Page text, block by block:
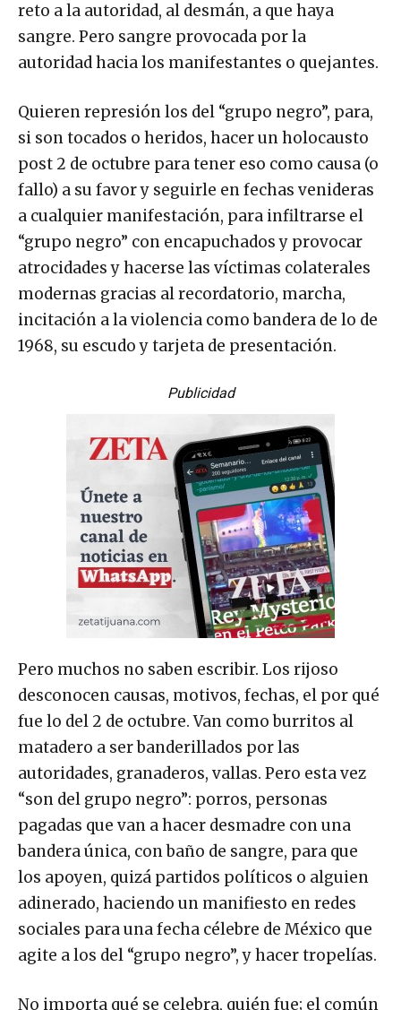
reto a la autoridad, al desmán, a que haya
sangre. Pero sangre provocada por la
autoridad hacia los manifestantes o quejantes.
Quieren represión los del “grupo negro”, para,
si son tocados o heridos, hacer un holocausto
post 2 de octubre para tener eso como causa (o
fallo) a su favor y seguirle en fechas venideras
a cualquier manifestación, para infiltrarse el
“grupo negro” con encapuchados y provocar
atrocidades y hacerse las víctimas colaterales
modernas gracias al recordatorio, marcha,
incitación a la violencia como bandera de lo de
1968, su escudo y tarjeta de presentación.
Publicidad
Pero muchos no saben escribir. Los rijoso
desconocen causas, motivos, fechas, el por qué
fue lo del 2 de octubre. Van como burritos al
matadero a ser banderillados por las
autoridades, granaderos, vallas. Pero esta vez
“son del grupo negro”: porros, personas
pagadas que van a hacer desmadre con una
bandera única, con baño de sangre, para que
los apoyen, quizá partidos políticos o alguien
adinerado, haciendo un manifiesto en redes
sociales para una fecha célebre de México que
agite a los del “grupo negro”, y hacer tropelías.
No importa qué se celebra, quién fue; el común